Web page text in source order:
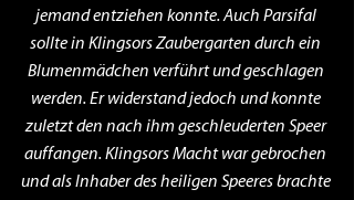
jemand entziehen konnte. Auch Parsifal
sollte in Klingsors Zaubergarten durch ein
Blumenmädchen verführt und geschlagen
werden. Er widerstand jedoch und konnte
zuletzt den nach ihm geschleuderten Speer
auffangen. Klingsors Macht war gebrochen
und als Inhaber des heiligen Speeres brachte